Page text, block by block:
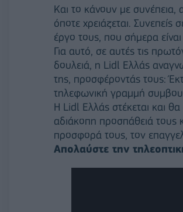
Και το κάνουν με συνέπεια,
όποτε χρειάζεται. Συνεπείς
έργο τους, που σήμερα
Για αυτό, σε αυτές τις
δουλειά, η Lidl Ελλάς
της, προσφέροντάς τους:
τηλεφωνική γραμμή
Η Lidl Ελλάς στέκεται και
αδιάκοπη προσπάθειά τους
προσφορά τους, τον
Απολαύστε την